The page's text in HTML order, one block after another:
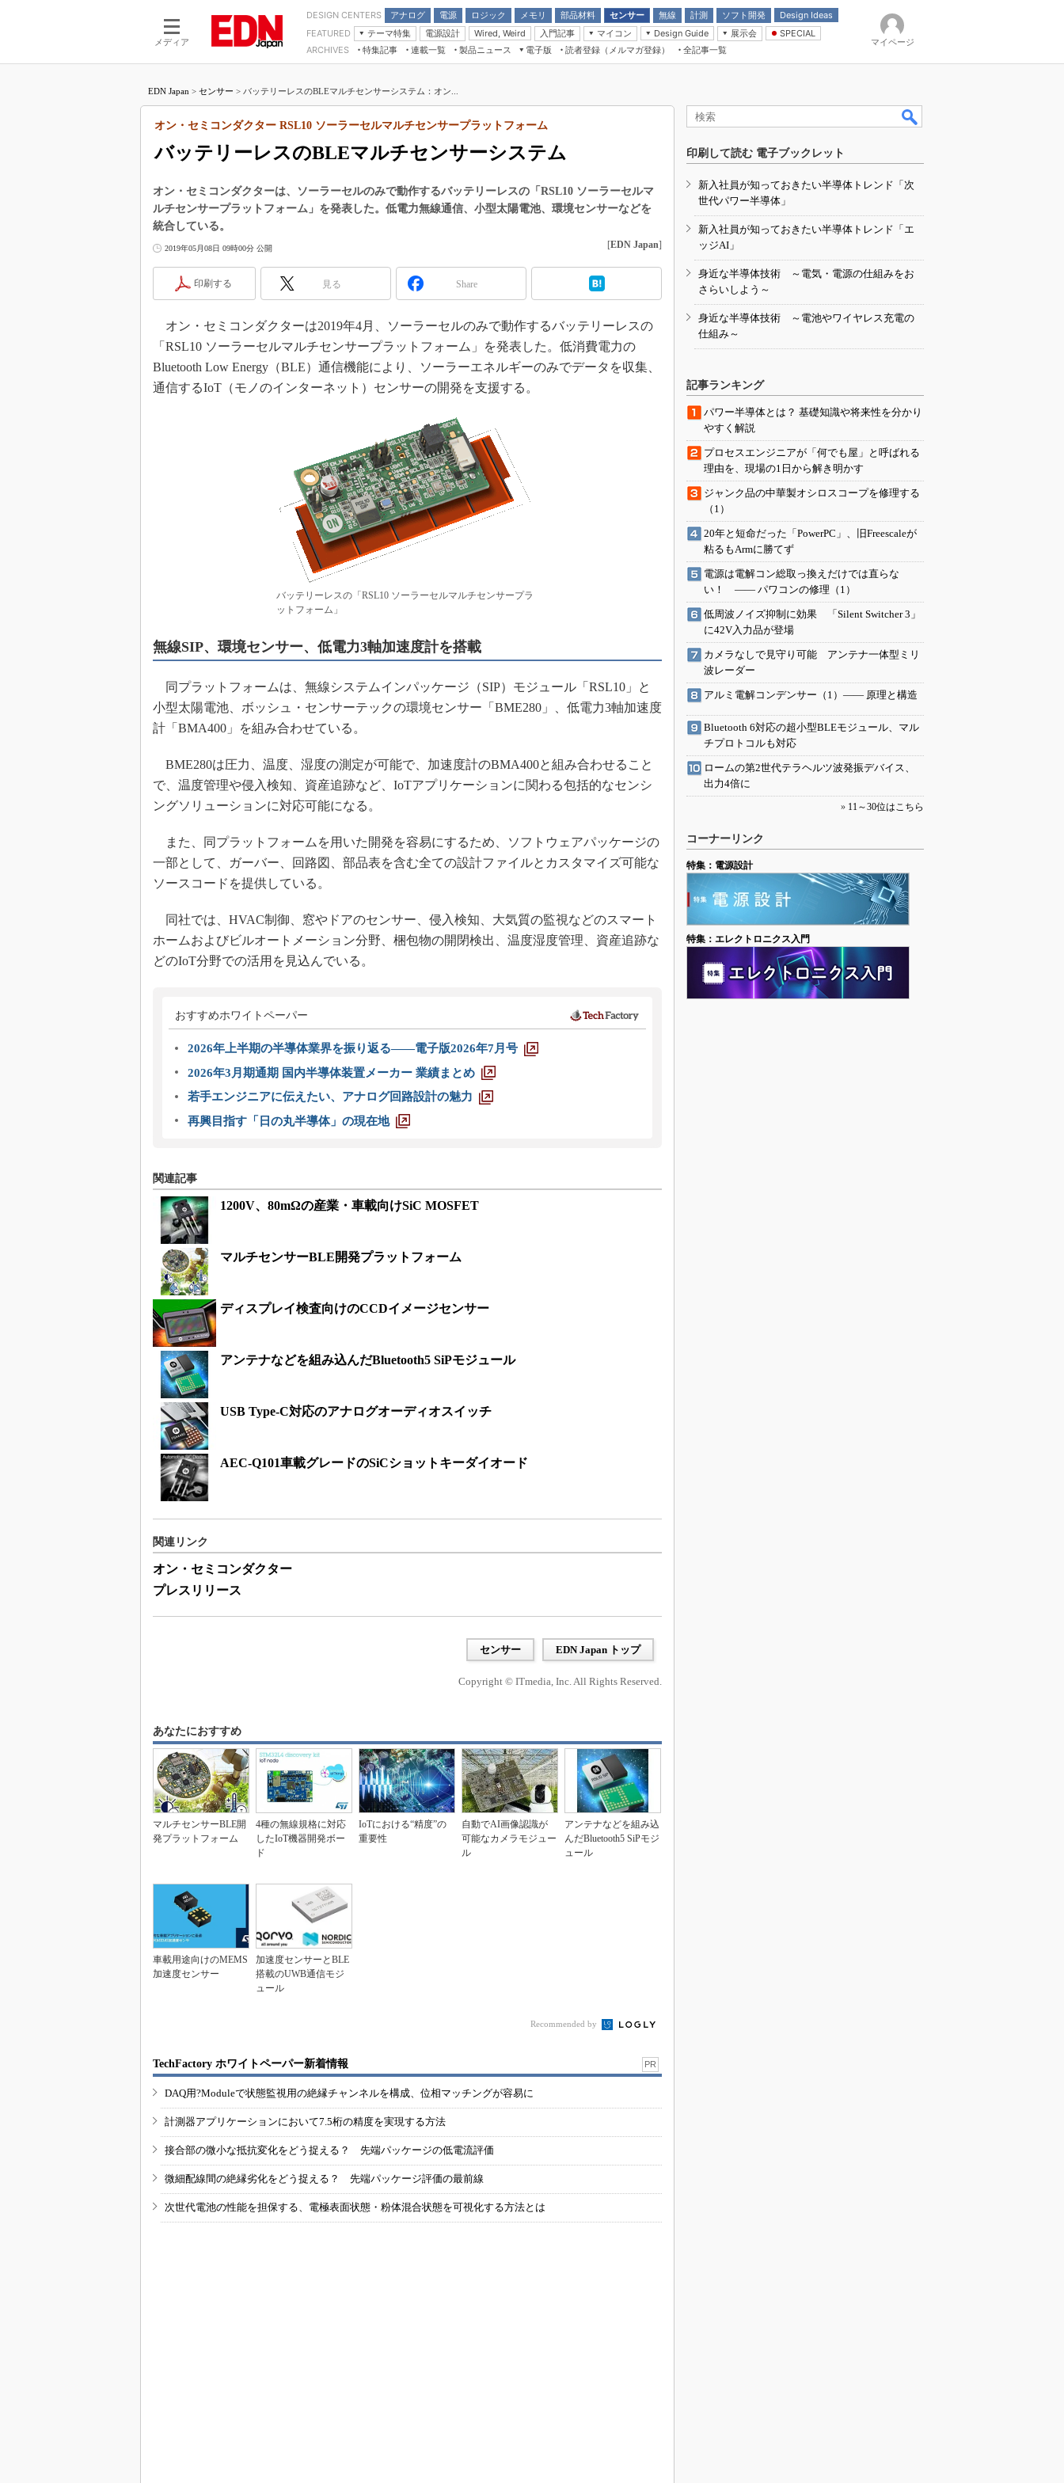
メディア
DESIGN CENTERS アナログ
電源
モーター
ロジック
LSI
メモリ
部品材料
受動部品
センサー 無線 計測 ソフト開発
Design Ideas
アナログ機能回路
計測とテスト
FEATURED
テーマ特集
つながるクルマ
エレクトロニクス入門
医療エレ（EE Times Japan）
製品解剖（EE Times Japan）
電源設計 Wired, Weird
入門記事
モーター入門
マイコン
マイコン講座
Design Guide
計測機器
展示会
CEATEC
組込み/エッジコンピューティング展
SPECIAL
Microchip情報
ARCHIVES 特集記事
連載一覧
マイクロプロセッサ懐古録
用講座
たった2つの式で始めるDC/DCコン
DC-DCコンバーター活用講座
Wired, Weird
高速シリアル伝送技術講座
ズ編
めざせ高効率！ モーター駆動入門講
座
計測器メーカーから見た5G
USB Type-Cの登場で評価試験はど
う変わる？
IoT時代の無線規格を知る【Thread
IoT時代の無線規格を知る【Z-Wave
製品ニュース
電子版
電子ブックレット
読者登録（メルマガ登録） 全記事一覧
マイページ
EDN Japan > センサー > バッテリーレスのBLEマルチセンサーシステム：オン...
バッテリーレスのBLEマルチセンサーシステム
オン・セミコンダクター RSL10 ソーラーセルマルチセンサープラットフォーム
オン・セミコンダクターは、ソーラーセルのみで動作するバッテリーレスの「RSL10 ソーラーセルマ
ルチセンサープラットフォーム」を発表した。低電力無線通信、小型太陽電池、環境センサーなどを
統合している。
2019年05月08日 09時00分 公開 [EDN Japan]
印刷する 見る Share
オン・セミコンダクターは2019年4月、ソーラーセルのみで動作するバッテリーレスの
「RSL10 ソーラーセルマルチセンサープラットフォーム」を発表した。低消費電力の
Bluetooth Low Energy（BLE）通信機能により、ソーラーエネルギーのみでデータを収集、
通信するIoT（モノのインターネット）センサーの開発を支援する。
バッテリーレスの「RSL10 ソーラーセルマルチセンサープラ
ットフォーム」
無線SIP、環境センサー、低電力3軸加速度計を搭載
同プラットフォームは、無線システムインパッケージ（SIP）モジュール「RSL10」と
小型太陽電池、ボッシュ・センサーテックの環境センサー「BME280」、低電力3軸加速度
計「BMA400」を組み合わせている。
BME280は圧力、温度、湿度の測定が可能で、加速度計のBMA400と組み合わせること
で、温度管理や侵入検知、資産追跡など、IoTアプリケーションに関わる包括的なセンシ
ングソリューションに対応可能になる。
また、同プラットフォームを用いた開発を容易にするため、ソフトウェアパッケージの
一部として、ガーバー、回路図、部品表を含む全ての設計ファイルとカスタマイズ可能な
ソースコードを提供している。
同社では、HVAC制御、窓やドアのセンサー、侵入検知、大気質の監視などのスマート
ホームおよびビルオートメーション分野、梱包物の開閉検出、温度湿度管理、資産追跡な
どのIoT分野での活用を見込んでいる。
おすすめホワイトペーパー
2026年上半期の半導体業界を振り返る――電子版2026年7月号
2026年3月期通期 国内半導体装置メーカー 業績まとめ
若手エンジニアに伝えたい、アナログ回路設計の魅力
再興目指す「日の丸半導体」の現在地
関連記事
1200V、80mΩの産業・車載向けSiC MOSFET
マルチセンサーBLE開発プラットフォーム
ディスプレイ検査向けのCCDイメージセンサー
アンテナなどを組み込んだBluetooth5 SiPモジュール
USB Type-C対応のアナログオーディオスイッチ
AEC-Q101車載グレードのSiCショットキーダイオード
関連リンク
オン・セミコンダクター
プレスリリース
センサー EDN Japan トップ
Copyright © ITmedia, Inc. All Rights Reserved.
あなたにおすすめ
マルチセンサーBLE開
発プラットフォーム
4種の無線規格に対応
したIoT機器開発ボー
ド
IoTにおける“精度”の
重要性
自動でAI画像認識が
可能なカメラモジュー
ル
アンテナなどを組み込
んだBluetooth5 SiPモジ
ュール
車載用途向けのMEMS
加速度センサー
加速度センサーとBLE
搭載のUWB通信モジ
ュール
Recommended by
TechFactory ホワイトペーパー新着情報 PR
DAQ用?Moduleで状態監視用の絶縁チャンネルを構成、位相マッチングが容易に
計測器アプリケーションにおいて7.5桁の精度を実現する方法
接合部の微小な抵抗変化をどう捉える？ 先端パッケージの低電流評価
微細配線間の絶縁劣化をどう捉える？ 先端パッケージ評価の最前線
次世代電池の性能を担保する、電極表面状態・粉体混合状態を可視化する方法とは
印刷して読む 電子ブックレット
新入社員が知っておきたい半導体トレンド「次
世代パワー半導体」
新入社員が知っておきたい半導体トレンド「エ
ッジAI」
身近な半導体技術 ～電気・電源の仕組みをお
さらいしよう～
身近な半導体技術 ～電池やワイヤレス充電の
仕組み～
記事ランキング
パワー半導体とは？ 基礎知識や将来性を分かり
やすく解説
プロセスエンジニアが「何でも屋」と呼ばれる
理由を、現場の1日から解き明かす
ジャンク品の中華製オシロスコープを修理する
（1）
20年と短命だった「PowerPC」、旧Freescaleが
粘るもArmに勝てず
電源は電解コン総取っ換えだけでは直らな
い！ ―― パワコンの修理（1）
低周波ノイズ抑制に効果 「Silent Switcher 3」
に42V入力品が登場
カメラなしで見守り可能 アンテナ一体型ミリ
波レーダー
アルミ電解コンデンサー（1）―― 原理と構造
Bluetooth 6対応の超小型BLEモジュール、マル
チプロトコルも対応
ロームの第2世代テラヘルツ波発振デバイス、
出力4倍に
» 11～30位はこちら
コーナーリンク
特集：電源設計
特集：エレクトロニクス入門